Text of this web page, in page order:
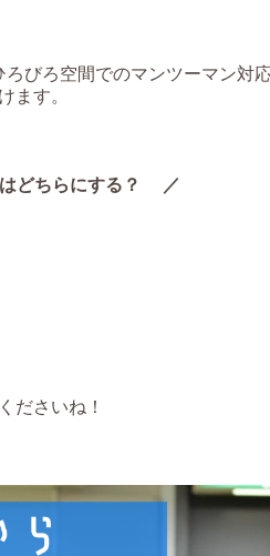
びろ空間でのマンツーマン対
ます。
どちらにする？ ／
ださいね！